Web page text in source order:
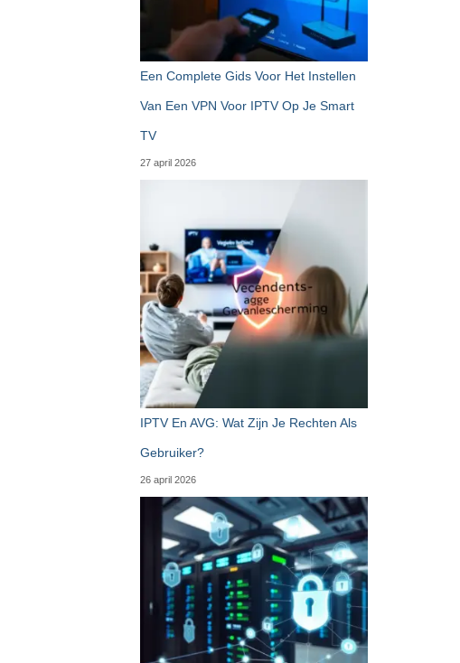
Een Complete Gids Voor Het Instellen
Van Een VPN Voor IPTV Op Je Smart
TV
27 april 2026
IPTV En AVG: Wat Zijn Je Rechten Als
Gebruiker?
26 april 2026